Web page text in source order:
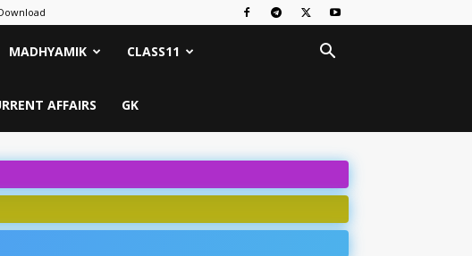
MADHYAMIK CLASS11
AFFAIRS GK